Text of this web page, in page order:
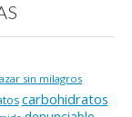
sin milagros
carbohidratos